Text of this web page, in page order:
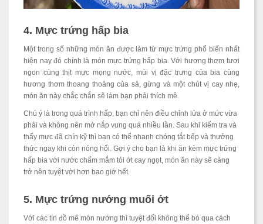
4. Mực trứng hấp bia
Một trong số những món ăn được làm từ mực trứng phổ biến nhất
hiện nay đó chính là món mực trứng hấp bia. Với hương thơm tươi
ngon cùng thịt mực mọng nước, mùi vị đặc trưng của bia cùng
hương thơm thoang thoảng của sả, gừng và một chút vị cay nhẹ,
món ăn này chắc chắn sẽ làm bạn phải thích mê.
Chú ý là trong quá trình hấp, bạn chỉ nên điều chỉnh lửa ở mức vừa
phải và không nên mở nắp vung quá nhiều lần. Sau khi kiểm tra và
thấy mực đã chín kỹ thì bạn có thể nhanh chóng tắt bếp và thưởng
thức ngay khi còn nóng hổi. Gợi ý cho bạn là khi ăn kèm mực trứng
hấp bia với nước chấm mắm tỏi ớt cay ngọt, món ăn này sẽ càng
trở nên tuyệt vời hơn bao giờ hết.
5. Mực trứng nướng muối ớt
Với các tín đồ mê món nướng thì tuyệt đối không thể bỏ qua cách